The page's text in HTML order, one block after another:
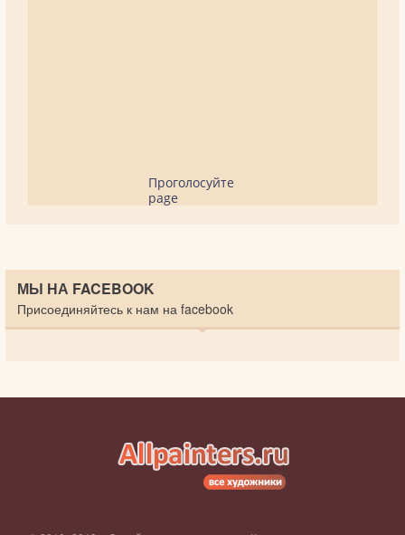
Проголосуйте
page
МЫ НА FACEBOOK
Присоединяйтесь к нам на facebook